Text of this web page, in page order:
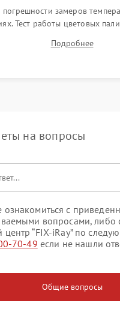
погрешности замеров
Тест работы цветовых
в память и передачи
работы и итоговый
Подробнее
на вопросы
ознакомиться с
вопросами, либо
центр “FIX-iRay” по
70-49 если не нашли
Общие вопросы